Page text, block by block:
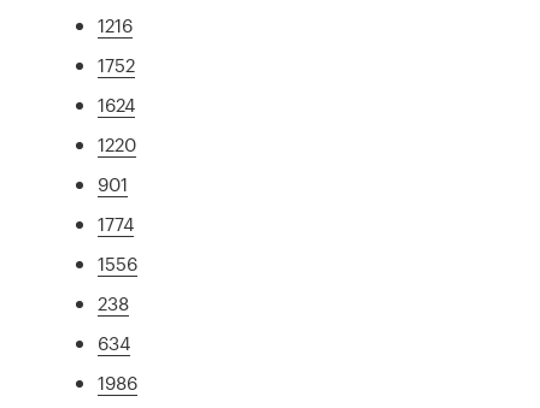
1216
1752
1624
1220
901
1774
1556
238
634
1986